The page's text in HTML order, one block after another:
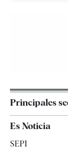
Principales
Es Noticia
SEPI